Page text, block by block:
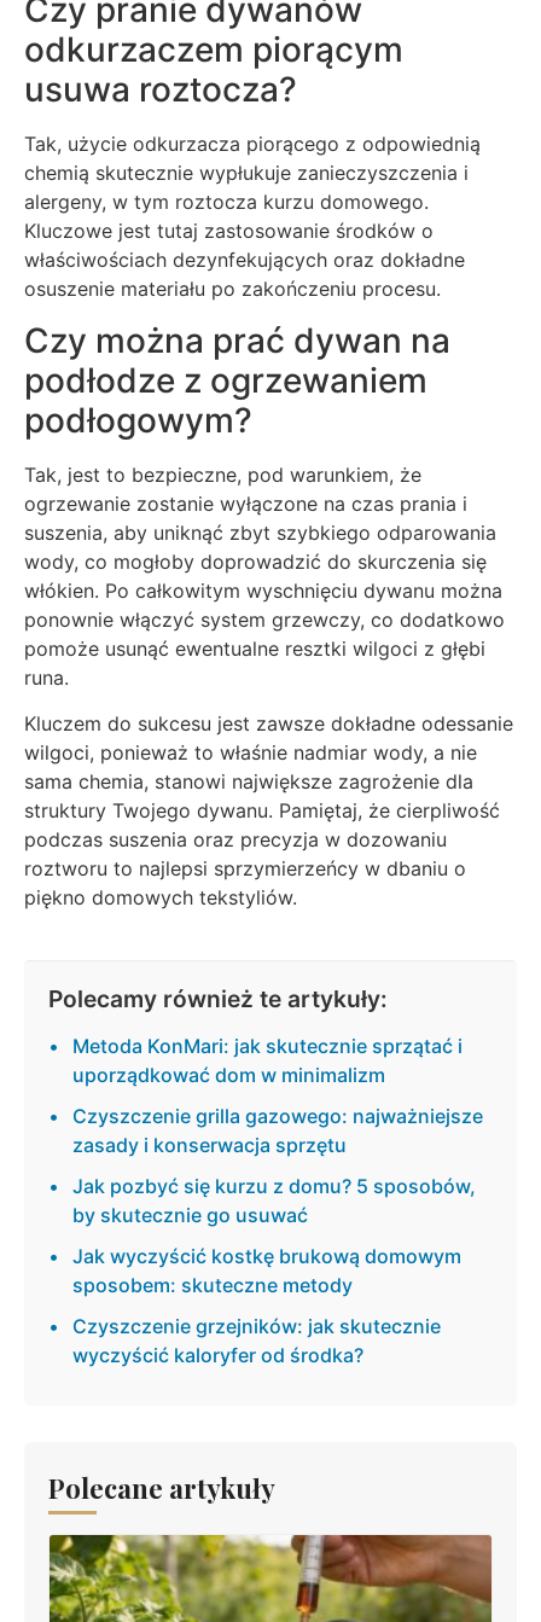
Czy pranie dywanów
odkurzaczem piorącym
usuwa roztocza?
Tak, użycie odkurzacza piorącego z odpowiednią
chemią skutecznie wypłukuje zanieczyszczenia i
alergeny, w tym roztocza kurzu domowego.
Kluczowe jest tutaj zastosowanie środków o
właściwościach dezynfekujących oraz dokładne
osuszenie materiału po zakończeniu procesu.
Czy można prać dywan na
podłodze z ogrzewaniem
podłogowym?
Tak, jest to bezpieczne, pod warunkiem, że
ogrzewanie zostanie wyłączone na czas prania i
suszenia, aby uniknąć zbyt szybkiego odparowania
wody, co mogłoby doprowadzić do skurczenia się
włókien. Po całkowitym wyschnięciu dywanu można
ponownie włączyć system grzewczy, co dodatkowo
pomoże usunąć ewentualne resztki wilgoci z głębi
runa.
Kluczem do sukcesu jest zawsze dokładne odessanie
wilgoci, ponieważ to właśnie nadmiar wody, a nie
sama chemia, stanowi największe zagrożenie dla
struktury Twojego dywanu. Pamiętaj, że cierpliwość
podczas suszenia oraz precyzja w dozowaniu
roztworu to najlepsi sprzymierzeńcy w dbaniu o
piękno domowych tekstyliów.
Polecamy również te artykuły:
Metoda KonMari: jak skutecznie sprzątać i
uporządkować dom w minimalizm
Czyszczenie grilla gazowego: najważniejsze
zasady i konserwacja sprzętu
Jak pozbyć się kurzu z domu? 5 sposobów,
by skutecznie go usuwać
Jak wyczyścić kostkę brukową domowym
sposobem: skuteczne metody
Czyszczenie grzejników: jak skutecznie
wyczyścić kaloryfer od środka?
Polecane artykuły